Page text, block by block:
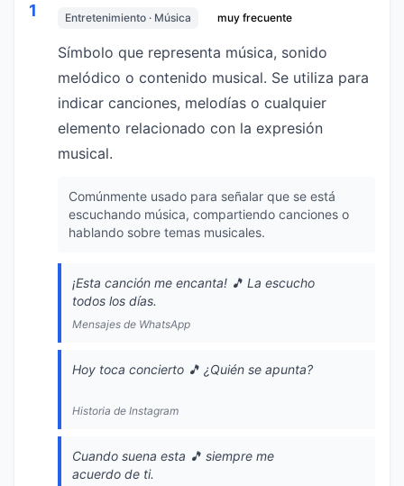
1 Entretenimiento · Música muy frecuente
Símbolo que representa música, sonido
melódico o contenido musical. Se utiliza para
indicar canciones, melodías o cualquier
elemento relacionado con la expresión
musical.
Comúnmente usado para señalar que se está
escuchando música, compartiendo canciones o
hablando sobre temas musicales.
¡Esta canción me encanta! 🎵 La escucho
todos los días.
Mensajes de WhatsApp
Hoy toca concierto 🎵 ¿Quién se apunta?
Historia de Instagram
Cuando suena esta 🎵 siempre me
acuerdo de ti.